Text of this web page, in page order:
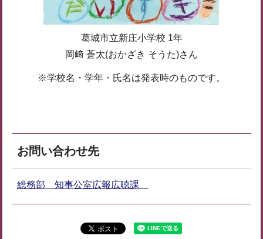
葛城市立新庄小学校 1年
岡﨑 蒼太(おかざき そうた)さん
※学校名・学年・氏名は発表時のものです。
お問い合わせ先
総務部 知事公室広報広聴課